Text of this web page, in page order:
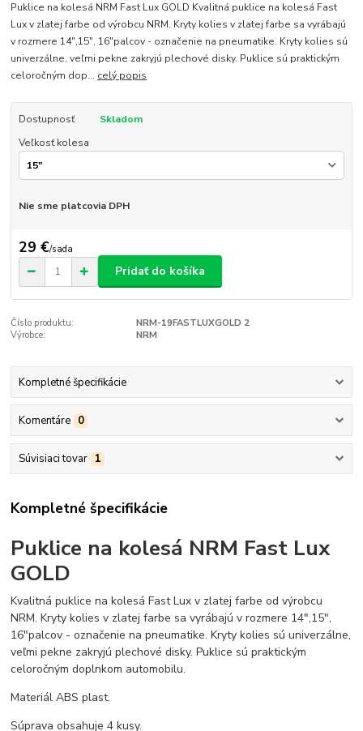
Puklice na kolesá NRM Fast Lux GOLD Kvalitná puklice na kolesá Fast
Lux v zlatej farbe od výrobcu NRM. Kryty kolies v zlatej farbe sa vyrábajú
v rozmere 14",15", 16"palcov - označenie na pneumatike. Kryty kolies sú
univerzálne, veľmi pekne zakryjú plechové disky. Puklice sú praktickým
celoročným dop... celý popis
Dostupnosť
Skladom
Veľkosť kolesa
Nie sme platcovia DPH
29 €/sada
Pridať do košíka
Číslo produktu:
NRM-19FASTLUXGOLD 2
Výrobce:
NRM
Kompletné špecifikácie
Komentáre 0
Súvisiaci tovar 1
Kompletné špecifikácie
Puklice na kolesá NRM Fast Lux
GOLD
Kvalitná puklice na kolesá Fast Lux v zlatej farbe od výrobcu
NRM. Kryty kolies v zlatej farbe sa vyrábajú v rozmere 14",15",
16"palcov - označenie na pneumatike. Kryty kolies sú univerzálne,
veľmi pekne zakryjú plechové disky. Puklice sú praktickým
celoročným doplnkom automobilu.
Materiál ABS plast.
Súprava obsahuje 4 kusy.